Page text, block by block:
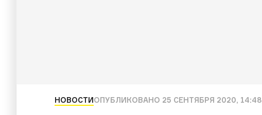
НОВОСТИОПУБЛИКОВАНО 25 СЕНТЯБРЯ 2020, 14:48